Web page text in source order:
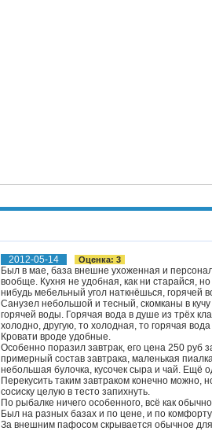
2012-05-14 Оценка: 3
Был в мае, база внешне ухоженная и
вообще. Кухня не удобная, как ни старайся,
нибудь мебельный угол наткнёшься, горячей
Санузел небольшой и тесный, скомканы в
горячей воды. Горячая вода в душе из трёх
холодно, другую, то холодная, то горячая
Кровати вроде удобные.
Особенно поразил завтрак, его цена 250 руб
примерный состав завтрака, маленькая
небольшая булочка, кусочек сыра и чай. Ещё
Перекусить таким завтраком конечно можно,
сосиску целую в тесто запихнуть.
По рыбалке ничего особенного, всё как
Был на разных базах и по цене, и по
За внешним пафосом скрывается обычное